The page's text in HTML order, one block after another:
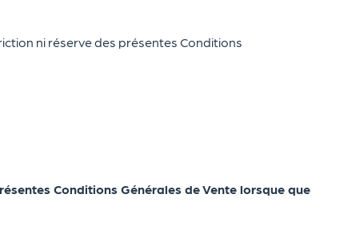
ni réserve des présentes Conditions
Conditions Générales de Vente lorsque que